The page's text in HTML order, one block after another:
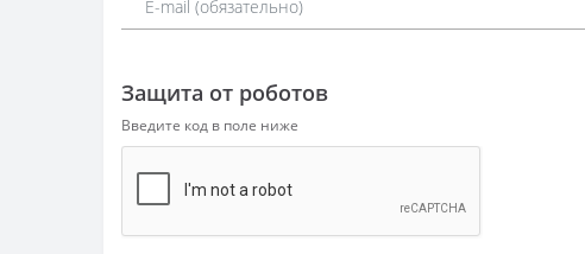
Защита от роботов
Введите код в поле ниже